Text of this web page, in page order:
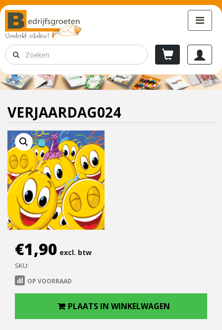
VERJAARDAG024
€1,90 excl. btw
SKU:
OP VOORRAAD
PLAATS IN WINKELWAGEN